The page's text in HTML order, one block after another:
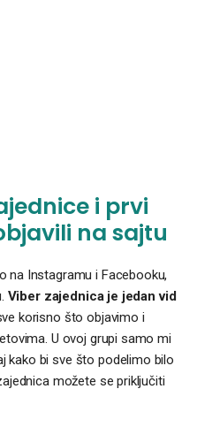
i prvi
na sajtu
na Instagramu i Facebooku,
Viber zajednica je jedan vid
korisno što objavimo i
U ovoj grupi samo mi
kako bi sve što podelimo bilo
možete se priključiti